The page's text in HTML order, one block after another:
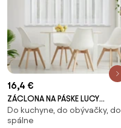
16,4 €
ZÁCLONA NA PÁSKE LUCY
300X160 CM BIELA
Do kuchyne, do obývačky, do
spálne